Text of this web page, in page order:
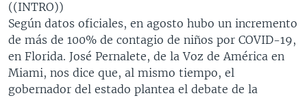
VENEZUELA
BRASIL
NICARAGUA
ECONOMÍA
ENTRETENIMIENTO Y CULTURA
TECNOLOGÍA
DEPORTES
MULTIMEDIA
VIDEOS
FOTOGRAFÍA
AUDIOS
PROGRAMAS TV
EL MUNDO AL DÍA
FORO INTERAMERICANO
RADIO
AVANCE INFORMATIVO
DIRECT
((INTRO))
Según datos oficiales, en agosto hubo un incremento
de más de 100% de contagio de niños por COVID-19,
en Florida. José Pernalete, de la Voz de América en
Miami, nos dice que, al mismo tiempo, el
gobernador del estado plantea el debate de la